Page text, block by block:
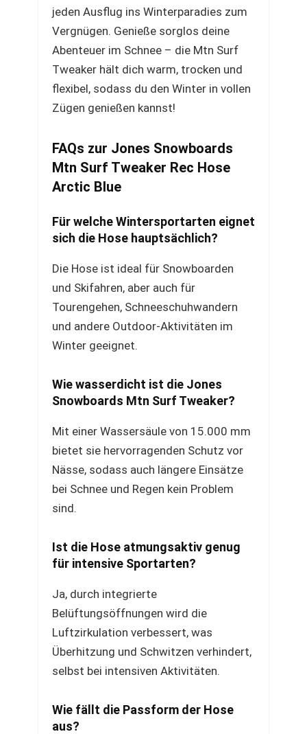
jeden Ausflug ins Winterparadies zum
Vergnügen. Genieße sorglos deine
Abenteuer im Schnee – die Mtn Surf
Tweaker hält dich warm, trocken und
flexibel, sodass du den Winter in vollen
Zügen genießen kannst!
FAQs zur Jones Snowboards
Mtn Surf Tweaker Rec Hose
Arctic Blue
Für welche Wintersportarten eignet
sich die Hose hauptsächlich?
Die Hose ist ideal für Snowboarden
und Skifahren, aber auch für
Tourengehen, Schneeschuhwandern
und andere Outdoor-Aktivitäten im
Winter geeignet.
Wie wasserdicht ist die Jones
Snowboards Mtn Surf Tweaker?
Mit einer Wassersäule von 15.000 mm
bietet sie hervorragenden Schutz vor
Nässe, sodass auch längere Einsätze
bei Schnee und Regen kein Problem
sind.
Ist die Hose atmungsaktiv genug
für intensive Sportarten?
Ja, durch integrierte
Belüftungsöffnungen wird die
Luftzirkulation verbessert, was
Überhitzung und Schwitzen verhindert,
selbst bei intensiven Aktivitäten.
Wie fällt die Passform der Hose
aus?